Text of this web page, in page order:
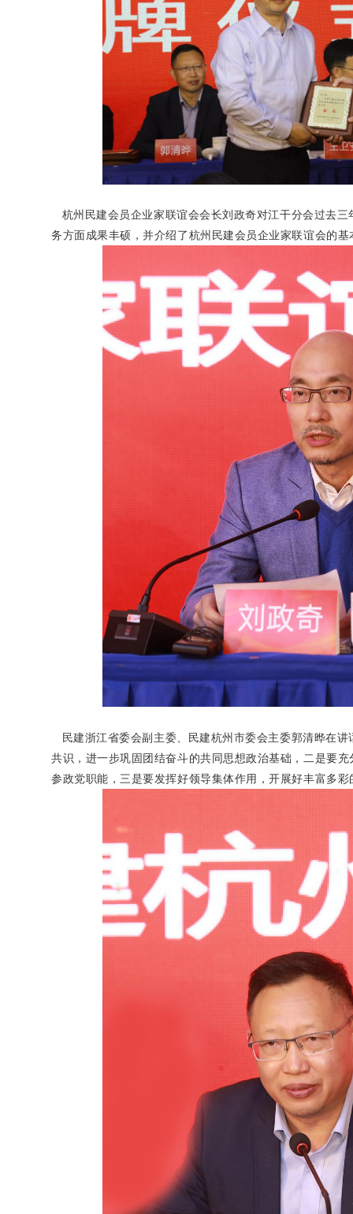
杭州民建会员企业家联谊会会长刘政奇对江干分会过去
务方面成果丰硕，并介绍了杭州民建会员企业家联谊会的基
民建浙江省委会副主委、民建杭州市委会主委郭清晔在
共识，进一步巩固团结奋斗的共同思想政治基础，二是要
参政党职能，三是要发挥好领导集体作用，开展好丰富多彩